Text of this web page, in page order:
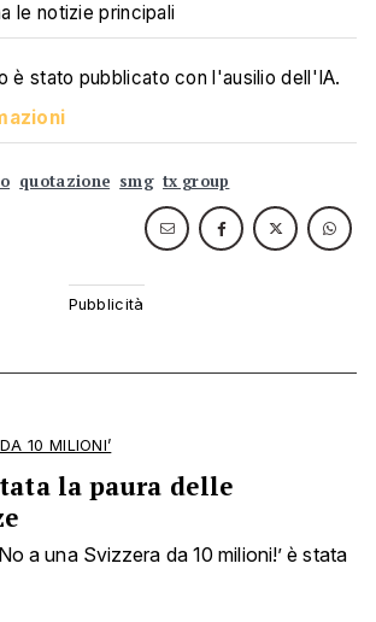
le notizie principali
è stato pubblicato con l'ausilio dell'IA.
quotazione smg tx group
10 MILIONI’
la paura delle
a una Svizzera da 10 milioni!’ è stata